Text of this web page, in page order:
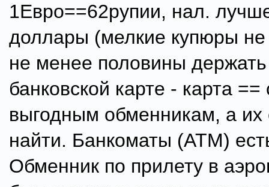
1Евро==62рупии, нал.
доллары (мелкие купюры не
не менее половины
банковской карте - карта
выгодным обменникам, а
найти. Банкоматы (ATM)
Обменник по прилету в